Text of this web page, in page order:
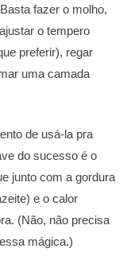
fazer o molho,
o tempero
preferir), regar
uma camada
de usá-la pra
do sucesso é o
junto com a gordura
e o calor
(Não, não precisa
mágica.)